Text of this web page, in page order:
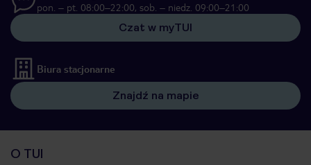
pon. – pt. 08:00–22:00, sob. – niedz. 09:00–21:00
Czat w myTUI
Biura stacjonarne
Znajdź na mapie
O TUI